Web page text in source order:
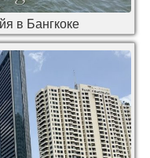
в Бангкоке